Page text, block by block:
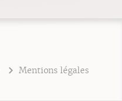
Mentions légales